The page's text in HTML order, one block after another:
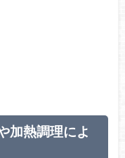
加熱調理によ